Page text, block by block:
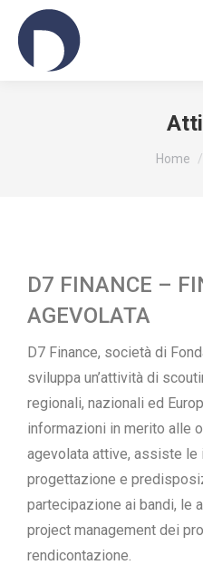
You are
Home
D7 FINANCE –
AGEVOLATA
D7 Finance, società di
sviluppa un’attività di
regionali, nazionali ed
informazioni in merito alle
agevolata attive, assiste le
progettazione e
partecipazione ai bandi, le
project management dei
rendicontazione.